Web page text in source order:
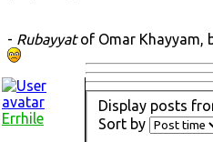
- Rubayyatof Omar Khayyam,
Errhile
Display posts
Sort by